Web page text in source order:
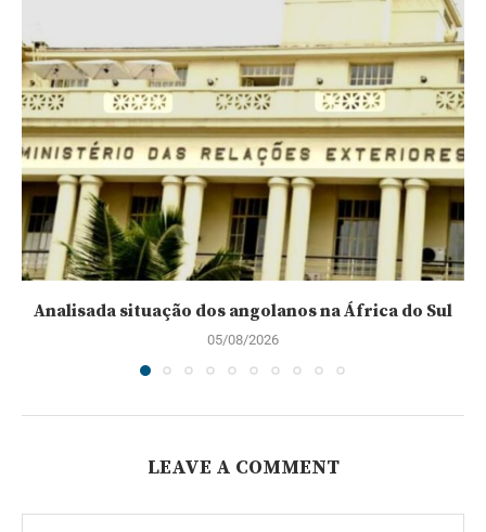
Analisada situação dos angolanos na África do Sul
05/08/2026
LEAVE A COMMENT